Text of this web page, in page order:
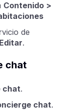
Contenido >
de
Editar.
chat
chat.
chat.